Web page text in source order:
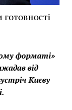
форматі»
від
Києву